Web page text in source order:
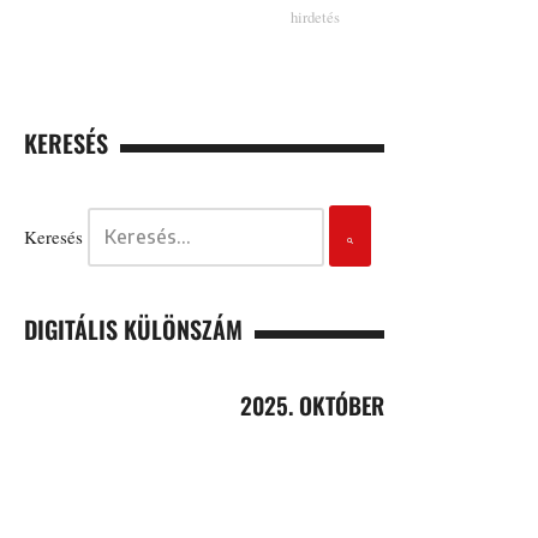
KERESÉS
Keresés
DIGITÁLIS KÜLÖNSZÁM
2025. OKTÓBER